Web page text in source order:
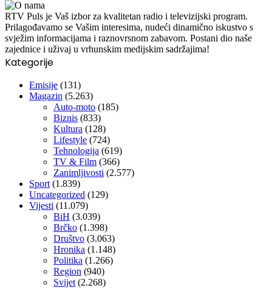
RTV Puls je Vaš izbor za kvalitetan radio i televizijski program.
Prilagođavamo se Vašim interesima, nudeći dinamično iskustvo s
svježim informacijama i raznovrsnom zabavom. Postani dio naše
zajednice i uživaj u vrhunskim medijskim sadržajima!
Kategorije
Emisije (131)
Magazin (5.263)
Auto-moto (185)
Biznis (833)
Kultura (128)
Lifestyle (724)
Tehnologija (619)
TV & Film (366)
Zanimljivosti (2.577)
Sport (1.839)
Uncategorized (129)
Vijesti (11.079)
BiH (3.039)
Brčko (1.398)
Društvo (3.063)
Hronika (1.148)
Politika (1.266)
Region (940)
Svijet (2.268)